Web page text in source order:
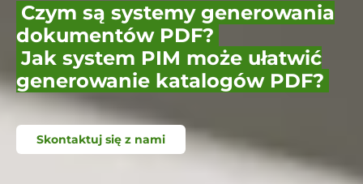
Czym są systemy generowania
dokumentów PDF?
Jak system PIM może ułatwić
generowanie katalogów PDF?
Skontaktuj się z nami